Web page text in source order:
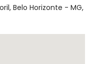
Belo Horizonte - MG,